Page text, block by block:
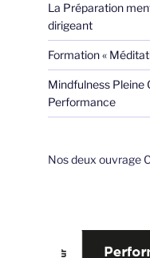
La Préparation
dirigeant
Formation «
Mindfulness Pleine
Performance
Nos deux ouvrage